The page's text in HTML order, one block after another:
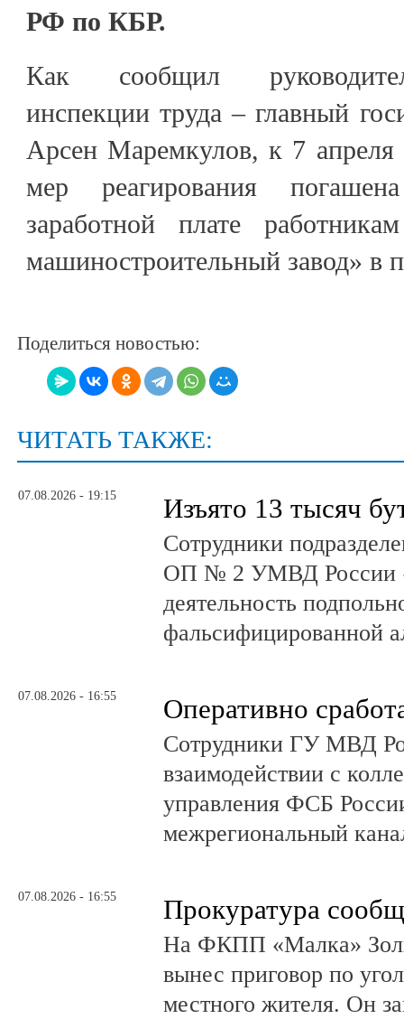
РФ по КБР.
Как сообщил
инспекции труда – главный
Арсен Маремкулов, к 7 апреля
мер реагирования
заработной плате
машиностроительный завод» в
Поделиться новостью:
ЧИТАТЬ ТАКЖЕ:
07.08.2026 - 19:15 Изъято 13 тысяч
Сотрудники
ОП № 2 УМВД России
деятельность
фальсифицированной
07.08.2026 - 16:55 Оперативно
Сотрудники ГУ МВД
взаимодействии с
управления ФСБ
межрегиональный
07.08.2026 - 16:55 Прокуратура
На ФКПП «Малка»
вынес приговор по
местного жителя. Он